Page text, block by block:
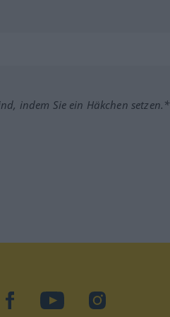
indem Sie ein Häkchen setzen.*
facebookYouTubeInstagram